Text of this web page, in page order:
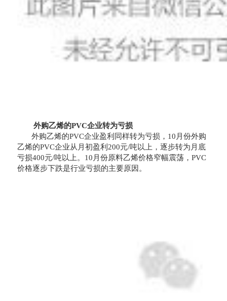
外购乙烯的PVC企业转为亏损
外购乙烯的PVC企业盈利同样转为亏损，10月份外购
乙烯的PVC企业从月初盈利200元/吨以上，逐步转为月底
亏损400元/吨以上。10月份原料乙烯价格窄幅震荡，PVC
价格逐步下跌是行业亏损的主要原因。